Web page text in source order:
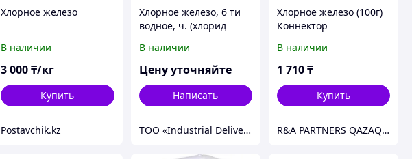
Хлорное железо
В наличии
3 000₸/кг
Купить
Postavchik.kz
Хлорное железо, 6 ти
водное, ч. (хлорид
В наличии
Цену уточняйте
Написать
ТОО «Industrial Deliveries Company»
Хлорное железо (100г)
Коннектор
В наличии
1 710₸
Купить
R&A PARTNERS QAZAQSTAN